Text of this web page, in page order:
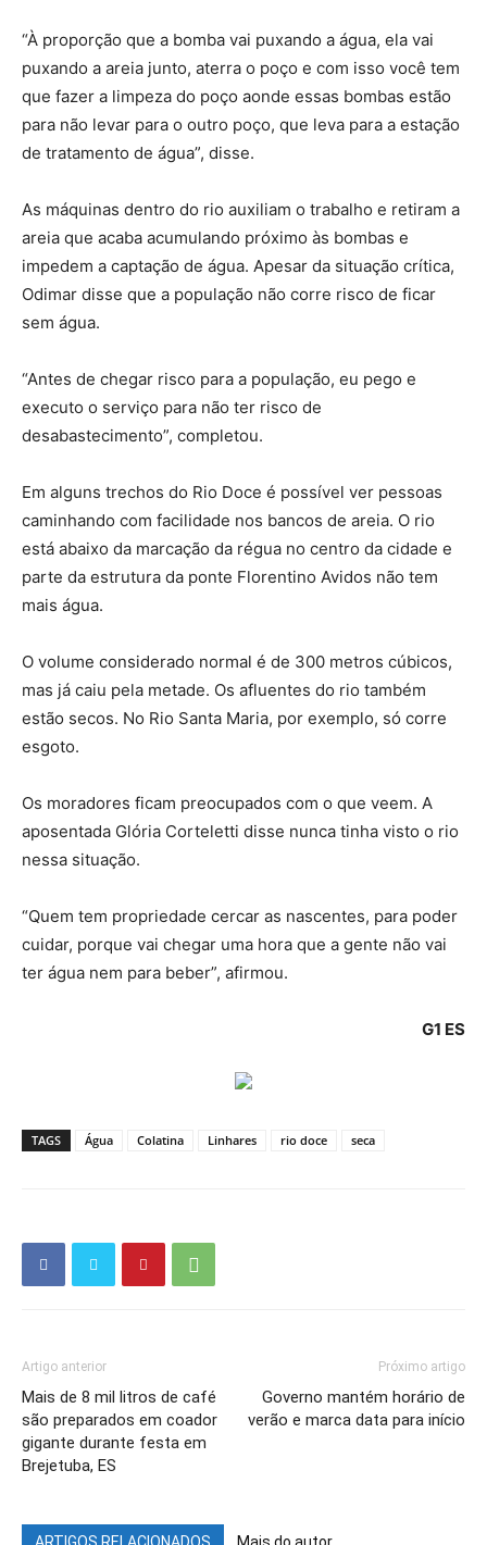
“À proporção que a bomba vai puxando a água, ela vai
puxando a areia junto, aterra o poço e com isso você tem
que fazer a limpeza do poço aonde essas bombas estão
para não levar para o outro poço, que leva para a estação
de tratamento de água”, disse.
As máquinas dentro do rio auxiliam o trabalho e retiram a
areia que acaba acumulando próximo às bombas e
impedem a captação de água. Apesar da situação crítica,
Odimar disse que a população não corre risco de ficar
sem água.
“Antes de chegar risco para a população, eu pego e
executo o serviço para não ter risco de
desabastecimento”, completou.
Em alguns trechos do Rio Doce é possível ver pessoas
caminhando com facilidade nos bancos de areia. O rio
está abaixo da marcação da régua no centro da cidade e
parte da estrutura da ponte Florentino Avidos não tem
mais água.
O volume considerado normal é de 300 metros cúbicos,
mas já caiu pela metade. Os afluentes do rio também
estão secos. No Rio Santa Maria, por exemplo, só corre
esgoto.
Os moradores ficam preocupados com o que veem. A
aposentada Glória Corteletti disse nunca tinha visto o rio
nessa situação.
“Quem tem propriedade cercar as nascentes, para poder
cuidar, porque vai chegar uma hora que a gente não vai
ter água nem para beber”, afirmou.
G1 ES
TAGS Água Colatina Linhares rio doce seca
Artigo anterior
Mais de 8 mil litros de café
são preparados em coador
gigante durante festa em
Brejetuba, ES
Próximo artigo
Governo mantém horário de
verão e marca data para início